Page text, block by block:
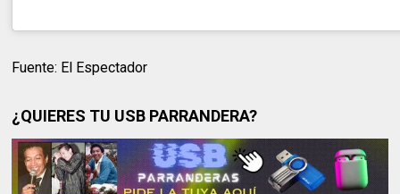
Fuente: El Espectador
¿QUIERES TU USB PARRANDERA?